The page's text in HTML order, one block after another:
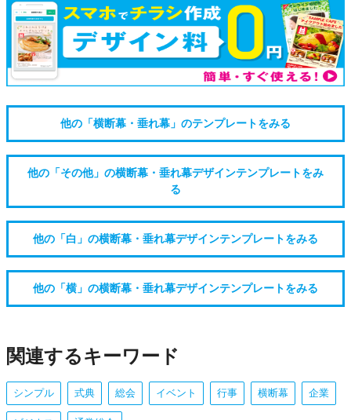
他の「横断幕・垂れ幕」のテンプレートをみる
他の「その他」の横断幕・垂れ幕デザインテンプレートをみ
る
他の「白」の横断幕・垂れ幕デザインテンプレートをみる
他の「横」の横断幕・垂れ幕デザインテンプレートをみる
関連するキーワード
シンプル 式典 総会 イベント 行事 横断幕 企業